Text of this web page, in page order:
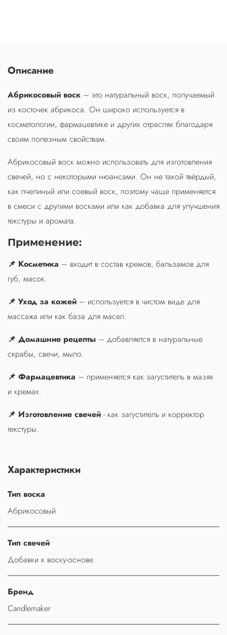
Описание
Абрикосовый воск – это натуральный воск, получаемый
из косточек абрикоса. Он широко используется в
косметологии, фармацевтике и других отраслях благодаря
своим полезным свойствам.
Абрикосовый воск можно использовать для изготовления
свечей, но с некоторыми нюансами. Он не такой твёрдый,
как пчелиный или соевый воск, поэтому чаще применяется
в смеси с другими восками или как добавка для улучшения
текстуры и аромата.
Применение:
📌 Косметика – входит в состав кремов, бальзамов для
губ, масок.
📌 Уход за кожей – используется в чистом виде для
массажа или как база для масел.
📌 Домашние рецепты – добавляется в натуральные
скрабы, свечи, мыло.
📌 Фармацевтика – применяется как загуститель в мазях
и кремах.
📌 Изготовление свечей - как загуститель и корректор
текстуры.
Характеристики
Тип воска
Абрикосовый
Тип свечей
Добавки к воску-основе
Бренд
Candlemaker